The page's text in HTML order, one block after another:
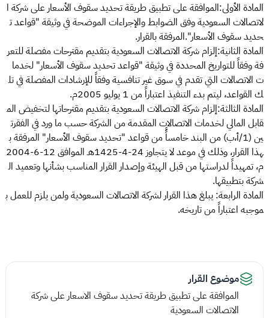
المادة الأولى:الموافقة على تطبيق طريقة تحديد سقوف الأسعار على شركة ا
لاتصالات السعودية وفق الضوابط والإجراءات الموضحة في وثيقة "قواعد ت
حديد سقوف الأسعار".المرفقة بالقرار.
المادة الثانية:إلزام شركة الاتصالات السعودية بتقديم مقترحات مفصلة للتعر
فة وفقاً للتواريخ المحددة في وثيقة "قواعد تحديد سقوف الأسعار" لخدما
ت الاتصالات التي تقدم في سوق غير تنافسية وفقاً للإرشادات المفصلة في تل
ك القواعد، ليتم بدء التنفيذ اعتباراً من 1 يوليو 2005م.
المادة الثالثة:إلزام شركة الاتصالات السعودية بتقديم مقترحاتها لتخفيض الم
قابل المالي لخدمات الاتصالات المقدمة من الشركة حسب ما ورد في الفقرت
ين (1/أ،ب) من البند خامساًً من قواعد "تحديد سقوف الأسعار" المرفقة ب
هذا القرار، وذلك في موعد لا يتجاوز 24-4-1425هـ الموافق 12-6-2004
م، تمهيداً لدراستها من قبل الهيئة وإصدار القرار المناسب بشأنها وتعميد ال
شركة بتطبيقها.
المادة الرابعة: يبلغ هذا القرار لشركة الاتصالات السعودية ولمن يلزم للعمل ب
موجبه اعتباراً من تاريخه.
موضوع القرار
الموافقة على تطبيق طريقة تحديد سقوف الاسعار على شركة
الاتصالات السعودية